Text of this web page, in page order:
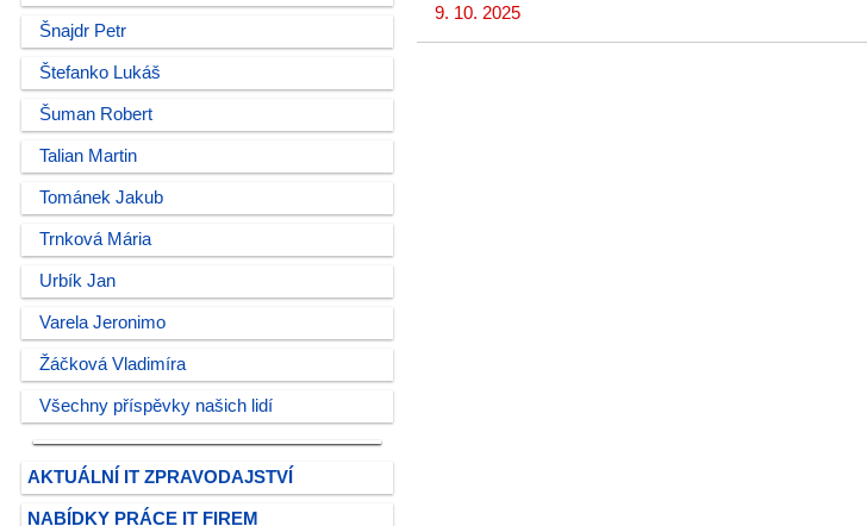
Šnajdr Petr
Štefanko Lukáš
Šuman Robert
Talian Martin
Tománek Jakub
Trnková Mária
Urbík Jan
Varela Jeronimo
Žáčková Vladimíra
Všechny příspěvky našich lidí
AKTUÁLNÍ IT ZPRAVODAJSTVÍ
NABÍDKY PRÁCE IT FIREM
9. 10. 2025